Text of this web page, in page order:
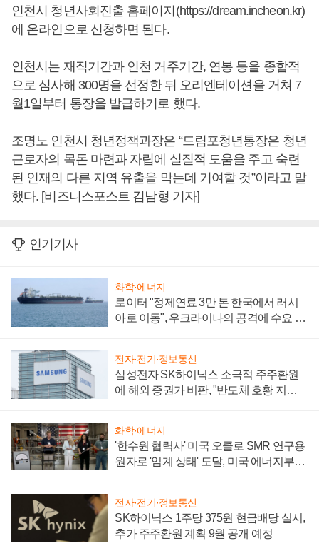
인천시 청년사회진출 홈페이지(https://dream.incheon.kr)
에 온라인으로 신청하면 된다.
인천시는 재직기간과 인천 거주기간, 연봉 등을 종합적
으로 심사해 300명을 선정한 뒤 오리엔테이션을 거쳐 7
월1일부터 통장을 발급하기로 했다.
조명노 인천시 청년정책과장은 “드림포청년통장은 청년
근로자의 목돈 마련과 자립에 실질적 도움을 주고 숙련
된 인재의 다른 지역 유출을 막는데 기여할 것”이라고 말
했다. [비즈니스포스트 김남형 기자]
인기기사
화학·에너지
로이터 "정제연료 3만 톤 한국에서 러시
아로 이동", 우크라이나의 공격에 수요 늘
전자·전기·정보통신
삼성전자 SK하이닉스 소극적 주주환원
에 해외 증권가 비판, "반도체 호황 지속
화학·에너지
'한수원 협력사' 미국 오클로 SMR 연구용
원자로 '임계 상태' 도달, 미국 에너지부
전자·전기·정보통신
SK하이닉스 1주당 375원 현금배당 실시,
추가 주주환원 계획 9월 공개 예정